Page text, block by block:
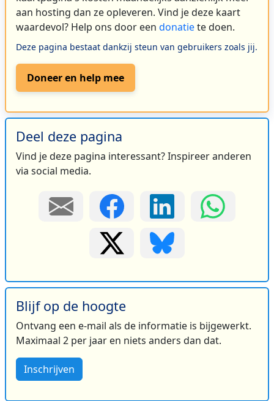
aan hosting dan ze opleveren. Vind je deze kaart
waardevol? Help ons door een donatiete doen.
Deze pagina bestaat dankzij steun van gebruikers zoals jij.
Doneer en help mee
Deel deze pagina
Vind je deze pagina interessant? Inspireer anderen
via social media.
Blijf op de hoogte
Ontvang een e-mail als de informatie is bijgewerkt.
Maximaal 2 per jaar en niets anders dan dat.
Inschrijven